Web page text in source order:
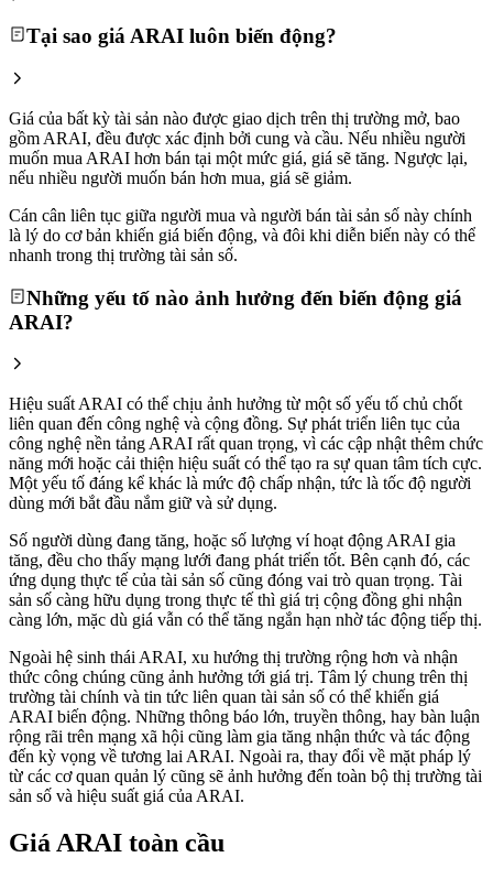
Tại sao giá ARAI luôn biến động?
Giá của bất kỳ tài sản nào được giao dịch trên thị trường mở, bao
gồm ARAI, đều được xác định bởi cung và cầu. Nếu nhiều người
muốn mua ARAI hơn bán tại một mức giá, giá sẽ tăng. Ngược lại,
nếu nhiều người muốn bán hơn mua, giá sẽ giảm.
Cán cân liên tục giữa người mua và người bán tài sản số này chính
là lý do cơ bản khiến giá biến động, và đôi khi diễn biến này có thể
nhanh trong thị trường tài sản số.
Những yếu tố nào ảnh hưởng đến biến động giá
ARAI?
Hiệu suất ARAI có thể chịu ảnh hưởng từ một số yếu tố chủ chốt
liên quan đến công nghệ và cộng đồng. Sự phát triển liên tục của
công nghệ nền tảng ARAI rất quan trọng, vì các cập nhật thêm chức
năng mới hoặc cải thiện hiệu suất có thể tạo ra sự quan tâm tích cực.
Một yếu tố đáng kể khác là mức độ chấp nhận, tức là tốc độ người
dùng mới bắt đầu nắm giữ và sử dụng.
Số người dùng đang tăng, hoặc số lượng ví hoạt động ARAI gia
tăng, đều cho thấy mạng lưới đang phát triển tốt. Bên cạnh đó, các
ứng dụng thực tế của tài sản số cũng đóng vai trò quan trọng. Tài
sản số càng hữu dụng trong thực tế thì giá trị cộng đồng ghi nhận
càng lớn, mặc dù giá vẫn có thể tăng ngắn hạn nhờ tác động tiếp thị.
Ngoài hệ sinh thái ARAI, xu hướng thị trường rộng hơn và nhận
thức công chúng cũng ảnh hưởng tới giá trị. Tâm lý chung trên thị
trường tài chính và tin tức liên quan tài sản số có thể khiến giá
ARAI biến động. Những thông báo lớn, truyền thông, hay bàn luận
rộng rãi trên mạng xã hội cũng làm gia tăng nhận thức và tác động
đến kỳ vọng về tương lai ARAI. Ngoài ra, thay đổi về mặt pháp lý
từ các cơ quan quản lý cũng sẽ ảnh hưởng đến toàn bộ thị trường tài
sản số và hiệu suất giá của ARAI.
Giá ARAI toàn cầu